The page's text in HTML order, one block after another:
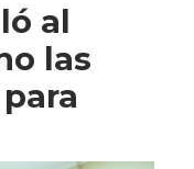
al
las